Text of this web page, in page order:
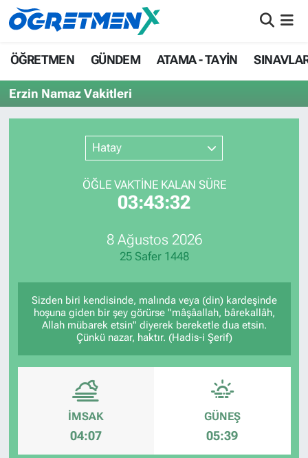
ÖĞRETMEN GÜNDEM ATAMA - TAYİN
Erzin Namaz Vakitleri
Hatay
ÖĞLE VAKTİNE KALAN SÜRE
03:43:32
8 Ağustos 2026
25 Safer 1448
Sizden biri kendisinde, malında veya (din) kardeşinde
hoşuna giden bir şey görürse "mâşâallah, bârekallâh,
Allah mübarek etsin" diyerek bereketle dua etsin.
Çünkü nazar, haktır. (Hadis-i Şerif)
İMSAK
04:07
GÜNEŞ
05:39
ÖĞRETMEN
GÜNDEM
ATAMA - TAYİN
SINAVLAR
HAYATIN İÇİNDEN
İstanbul Nöbetçi Eczaneler
İstanbul Hava Durumu
İstanbul Namaz Vakitleri
İstanbul Trafik Yoğunluk Haritası
Süper Lig Puan Durumu ve Fikstür
Son Dakika Haberleri
Haber Arşivi